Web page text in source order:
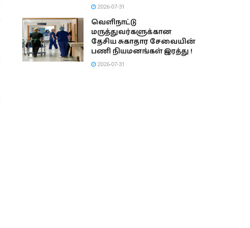
2026-07-31
வெளிநாட்டு
மருத்துவர்களுக்கான
தேசிய சுகாதார சேவையின்
பணி நியமனங்கள் இரத்து !
2026-07-31